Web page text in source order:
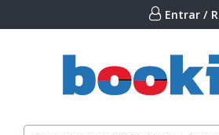
Entrar /